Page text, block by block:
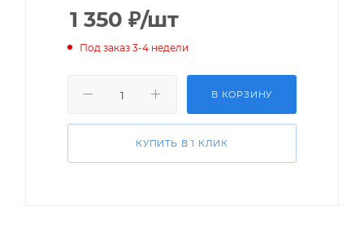
1 350 ₽/шт
Под заказ 3-4 недели
В КОРЗИНУ
КУПИТЬ В 1 КЛИК